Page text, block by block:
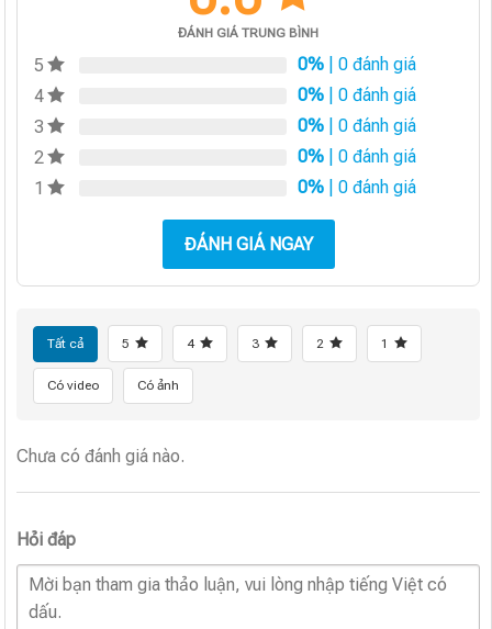
ĐÁNH GIÁ TRUNG BÌNH
5 0% | 0 đánh giá
4
0% | 0 đánh giá
3
0% | 0 đánh giá
2
0% | 0 đánh giá
1
0% | 0 đánh giá
ĐÁNH GIÁ NGAY
Tất cả 5 4 3 2 1
Có video Có ảnh
Chưa có đánh giá nào.
Hỏi đáp